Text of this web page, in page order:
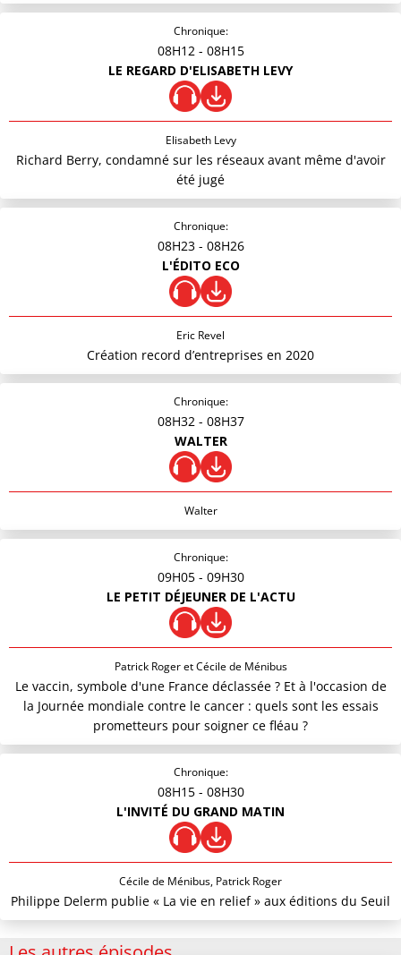
Chronique:
08H12 - 08H15
LE REGARD D'ELISABETH LEVY
Elisabeth Levy
Richard Berry, condamné sur les réseaux avant même d'avoir
été jugé
Chronique:
08H23 - 08H26
L'ÉDITO ECO
Eric Revel
Création record d’entreprises en 2020
Chronique:
08H32 - 08H37
WALTER
Walter
Chronique:
09H05 - 09H30
LE PETIT DÉJEUNER DE L'ACTU
Patrick Roger et Cécile de Ménibus
Le vaccin, symbole d'une France déclassée ? Et à l'occasion de
la Journée mondiale contre le cancer : quels sont les essais
prometteurs pour soigner ce fléau ?
Chronique:
08H15 - 08H30
L'INVITÉ DU GRAND MATIN
Cécile de Ménibus, Patrick Roger
Philippe Delerm publie « La vie en relief » aux éditions du Seuil